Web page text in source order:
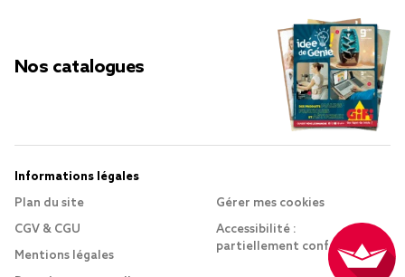
Nos catalogues
Informations légales
Plan du site
CGV & CGU
Mentions légales
Gérer mes cookies
Accessibilité :
partiellement conforme